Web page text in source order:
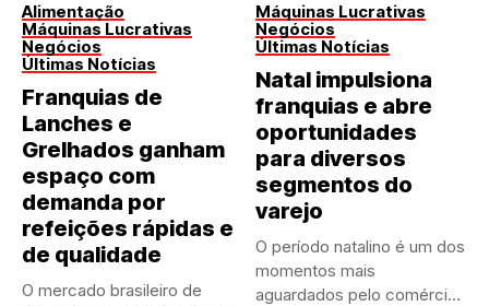
Alimentação
Máquinas Lucrativas
Negócios
Últimas Notícias
Franquias de
Lanches e
Grelhados ganham
espaço com
demanda por
refeições rápidas e
de qualidade
O mercado brasileiro de
Máquinas Lucrativas
Negócios
Últimas Notícias
Natal impulsiona
franquias e abre
oportunidades
para diversos
segmentos do
varejo
O período natalino é um dos
momentos mais
aguardados pelo comércio